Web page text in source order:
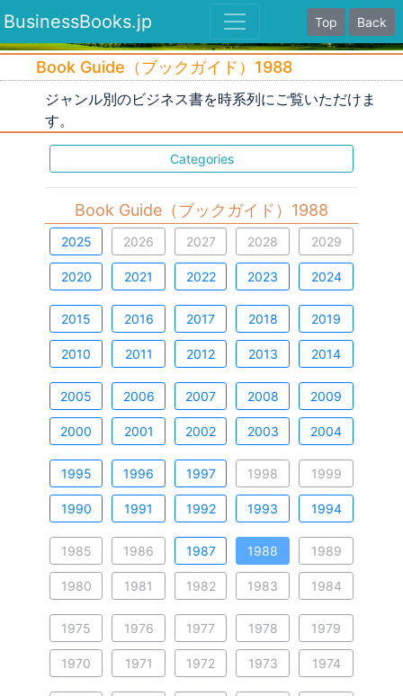
BusinessBooks.jp Top Back
Book Guide（ブックガイド）1988
ジャンル別のビジネス書を時系列にご覧いただけま
す。
Categories
Book Guide（ブックガイド）1988
2025 2026 2027 2028 2029
2020 2021 2022 2023 2024
2015 2016 2017 2018 2019
2010 2011 2012 2013 2014
2005 2006 2007 2008 2009
2000 2001 2002 2003 2004
1995 1996 1997 1998 1999
1990 1991 1992 1993 1994
1985 1986 1987 1988 1989
1980 1981 1982 1983 1984
1975 1976 1977 1978 1979
1970 1971 1972 1973 1974